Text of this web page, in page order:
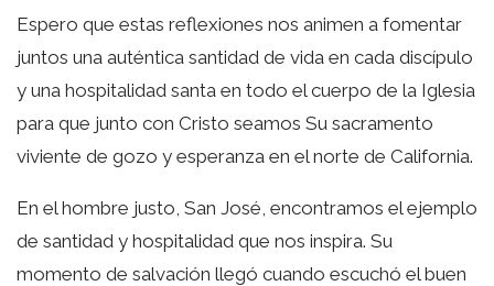
Espero que estas reflexiones nos animen a fomentar
juntos una auténtica santidad de vida en cada discípulo
y una hospitalidad santa en todo el cuerpo de la Iglesia
para que junto con Cristo seamos Su sacramento
viviente de gozo y esperanza en el norte de California.
En el hombre justo, San José, encontramos el ejemplo
de santidad y hospitalidad que nos inspira. Su
momento de salvación llegó cuando escuchó el buen